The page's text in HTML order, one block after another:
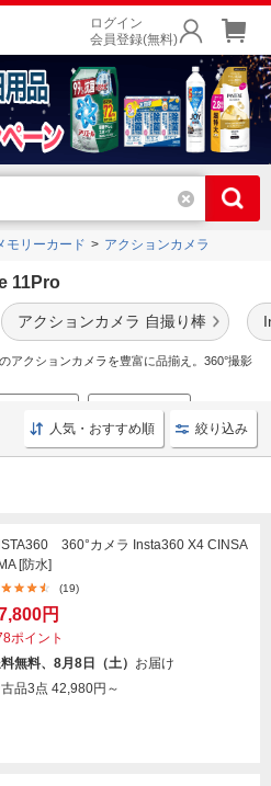
ログイン
会員登録(無料)
モリーカード アクションカメラ
11Pro
アクションカメラ 自撮り棒
アクションカメラを豊富に品揃え。360°撮影
Vlogカメラ特集
人気・おすすめ順 絞り込み
360°カメラ Insta360 X4 CINSA
[防水]
(19)
円
ポイント
無料、8月8日（土） お届け
品3点 42,980円～